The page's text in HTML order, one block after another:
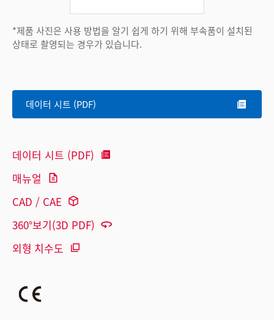
*제품 사진은 사용 방법을 알기 쉽게 하기 위해 부속품이 설치된
상태로 촬영되는 경우가 있습니다.
데이터 시트 (PDF)
데이터 시트 (PDF)
매뉴얼
CAD / CAE
360°보기(3D PDF)
외형 치수도